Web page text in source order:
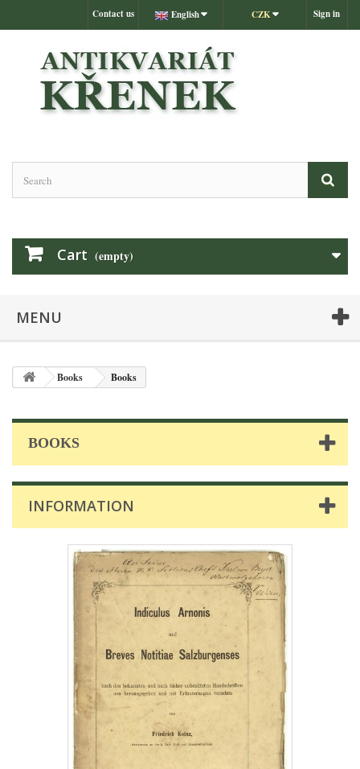
Sign in
CZK
English
Contact us
Cart (empty)
MENU
Books Books
BOOKS
INFORMATION